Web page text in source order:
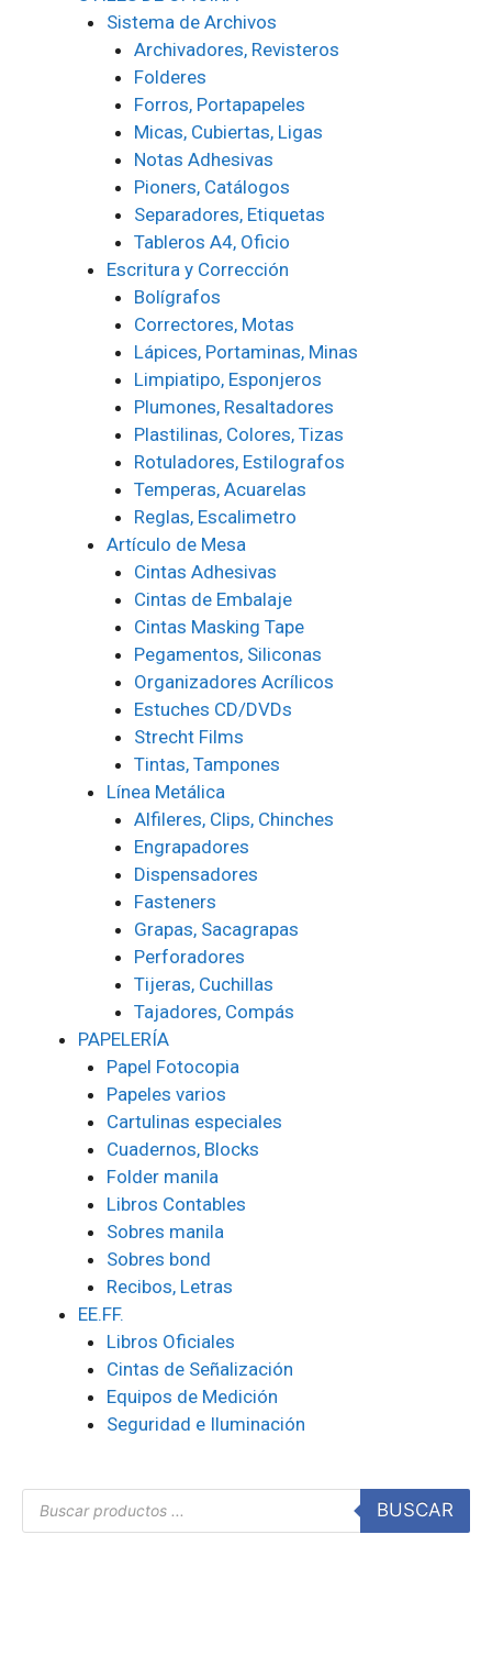
Sistema de Archivos
Archivadores, Revisteros
Folderes
Forros, Portapapeles
Micas, Cubiertas, Ligas
Notas Adhesivas
Pioners, Catálogos
Separadores, Etiquetas
Tableros A4, Oficio
Escritura y Corrección
Bolígrafos
Correctores, Motas
Lápices, Portaminas, Minas
Limpiatipo, Esponjeros
Plumones, Resaltadores
Plastilinas, Colores, Tizas
Rotuladores, Estilografos
Temperas, Acuarelas
Reglas, Escalimetro
Artículo de Mesa
Cintas Adhesivas
Cintas de Embalaje
Cintas Masking Tape
Pegamentos, Siliconas
Organizadores Acrílicos
Estuches CD/DVDs
Strecht Films
Tintas, Tampones
Línea Metálica
Alfileres, Clips, Chinches
Engrapadores
Dispensadores
Fasteners
Grapas, Sacagrapas
Perforadores
Tijeras, Cuchillas
Tajadores, Compás
PAPELERÍA
Papel Fotocopia
Papeles varios
Cartulinas especiales
Cuadernos, Blocks
Folder manila
Libros Contables
Sobres manila
Sobres bond
Recibos, Letras
EE.FF.
Libros Oficiales
Cintas de Señalización
Equipos de Medición
Seguridad e Iluminación
BUSCAR